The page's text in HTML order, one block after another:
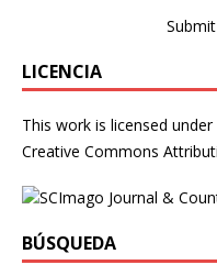
LICENCIA
This work is licensed under
Creative Commons
BÚSQUEDA